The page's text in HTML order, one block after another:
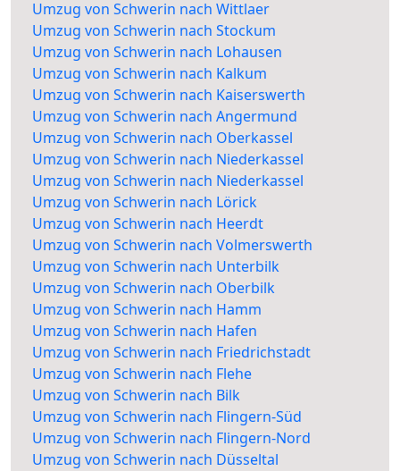
Umzug von Schwerin nach Wittlaer
Umzug von Schwerin nach Stockum
Umzug von Schwerin nach Lohausen
Umzug von Schwerin nach Kalkum
Umzug von Schwerin nach Kaiserswerth
Umzug von Schwerin nach Angermund
Umzug von Schwerin nach Oberkassel
Umzug von Schwerin nach Niederkassel
Umzug von Schwerin nach Niederkassel
Umzug von Schwerin nach Lörick
Umzug von Schwerin nach Heerdt
Umzug von Schwerin nach Volmerswerth
Umzug von Schwerin nach Unterbilk
Umzug von Schwerin nach Oberbilk
Umzug von Schwerin nach Hamm
Umzug von Schwerin nach Hafen
Umzug von Schwerin nach Friedrichstadt
Umzug von Schwerin nach Flehe
Umzug von Schwerin nach Bilk
Umzug von Schwerin nach Flingern-Süd
Umzug von Schwerin nach Flingern-Nord
Umzug von Schwerin nach Düsseltal